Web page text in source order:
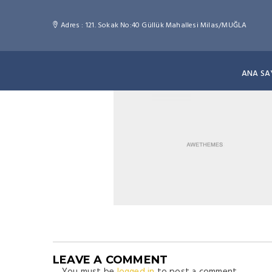
Adres : 121. Sokak No:40 Güllük Mahallesi Milas/MUĞLA
ANA
LEAVE A COMMENT